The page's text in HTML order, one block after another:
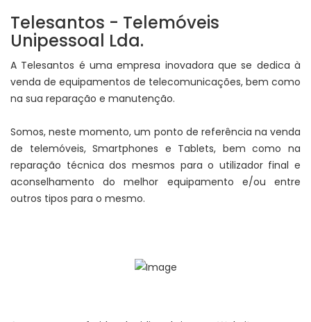
Telesantos - Telemóveis
Unipessoal Lda.
A Telesantos é uma empresa inovadora que se dedica à
venda de equipamentos de telecomunicações, bem como
na sua reparação e manutenção.
Somos, neste momento, um ponto de referência na venda
de telemóveis, Smartphones e Tablets, bem como na
reparação técnica dos mesmos para o utilizador final e
aconselhamento do melhor equipamento e/ou entre
outros tipos para o mesmo.